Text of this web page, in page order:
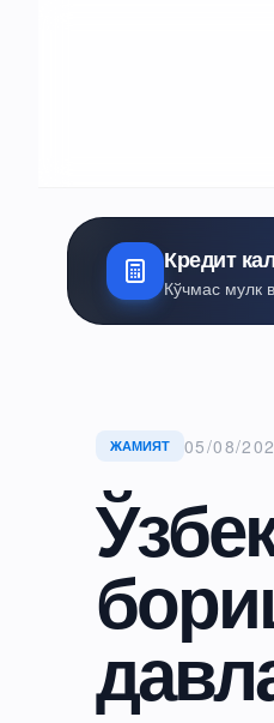
Кредит
Кўчмас мулк
ЖАМИЯТ 05/08/